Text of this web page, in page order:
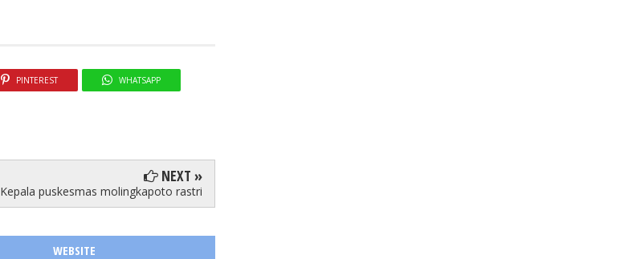
PINTEREST WHATSAPP
NEXT »
Kepala puskesmas molingkapoto rastri
WEBSITE